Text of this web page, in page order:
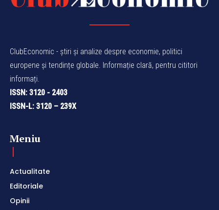
ClubEconomic - știri și analize despre economie, politici
europene și tendințe globale. Informație clară, pentru cititori
informați.
ISSN: 3120 - 2403
ISSN-L: 3120 – 239X
Meniu
Actualitate
Editoriale
Opinii